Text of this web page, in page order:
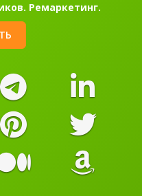
Ремаркетинг.